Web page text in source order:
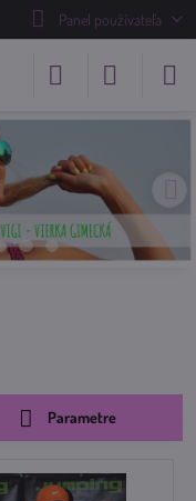
Panel používateľa
Parametre